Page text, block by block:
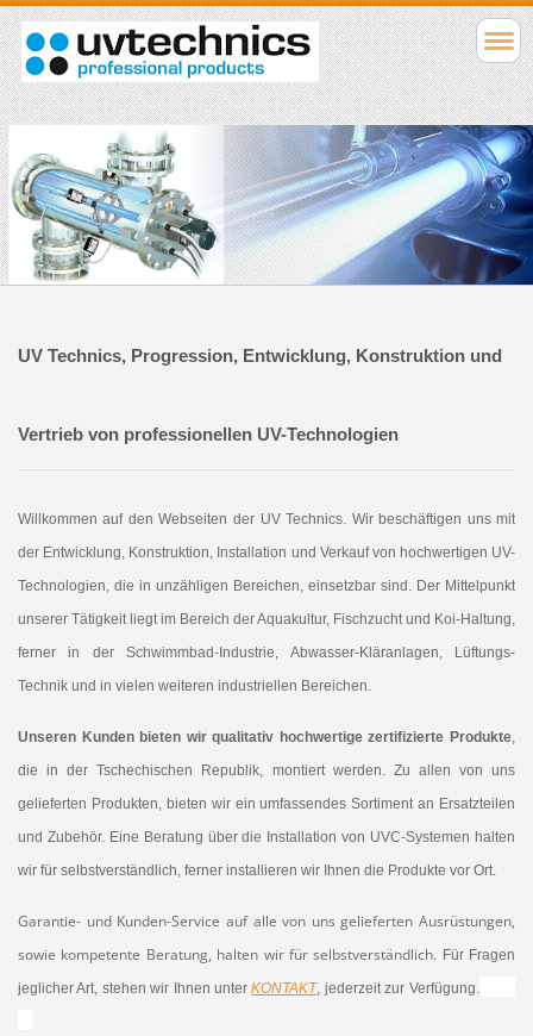
UV Technics, Progression, Entwicklung, Konstruktion und
Vertrieb von professionellen UV-Technologien
Willkommen auf den Webseiten der UV Technics. Wir beschäftigen uns mit
der Entwicklung, Konstruktion, Installation und Verkauf von hochwertigen UV-
Technologien, die in unzähligen Bereichen, einsetzbar sind. Der Mittelpunkt
unserer Tätigkeit liegt im Bereich der Aquakultur, Fischzucht und Koi-Haltung,
ferner in der Schwimmbad-Industrie, Abwasser-Kläranlagen, Lüftungs-
Technik und in vielen weiteren industriellen Bereichen.
Unseren Kunden bieten wir qualitativ hochwertige zertifizierte Produkte
die in der Tschechischen Republik, montiert werden. Zu allen von uns
gelieferten Produkten, bieten wir ein umfassendes Sortiment an Ersatzteilen
und Zubehör. Eine Beratung über die Installation von UVC-Systemen halten
wir für selbstverständlich, ferner installieren wir Ihnen die Produkte vor Ort.
Garantie- und Kunden-Service auf alle von uns gelieferten Ausrüstungen,
sowie kompetente Beratung, halten wir für selbstverständlich. Für Fragen
jeglicher Art, stehen wir Ihnen unterKONTAKT, jederzeit zur Verfügung.